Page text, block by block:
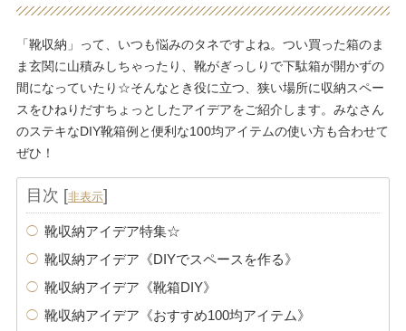
「靴収納」って、いつも悩みのタネですよね。つい買った箱のま
ま玄関に山積みしちゃったり、靴がぎっしりで下駄箱が開かずの
間になっていたり☆そんなとき役に立つ、狭い場所に収納スペー
スをひねりだすちょっとしたアイデアをご紹介します。みなさん
のステキなDIY靴箱例と便利な100均アイテムの使い方も合わせて
ぜひ！
目次 [非表示]
靴収納アイデア特集☆
靴収納アイデア《DIYでスペースを作る》
靴収納アイデア《靴箱DIY》
靴収納アイデア《おすすめ100均アイテム》